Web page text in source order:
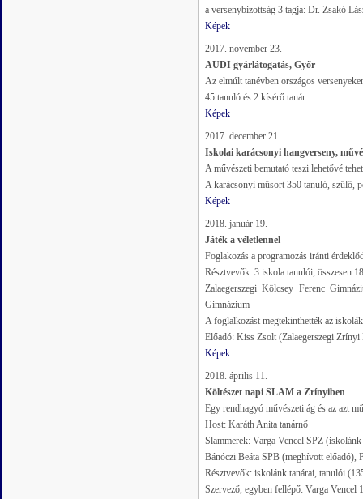
a versenybizottság 3 tagja: Dr. Zsakó
Képek
2017. november 23.
AUDI gyárlátogatás, Győr
Az elmúlt tanévben országos
45 tanuló és 2 kísérő tanár
Képek
2017. december 21.
Iskolai karácsonyi hangverseny,
A művészeti bemutató teszi lehetővé
A karácsonyi műsort 350 tanuló, szülő,
Képek
2018. január 19.
Játék a véletlennel
Foglakozás a programozás iránti
Résztvevők: 3 iskola tanulói, összesen
Zalaegerszegi Kölcsey Ferenc
Gimnázium
A foglalkozást megtekinthették az
Előadó: Kiss Zsolt (Zalaegerszegi
Képek
2018. április 11.
Költészet napi SLAM a Zrínyiben
Egy rendhagyó művészeti ág és az azt
Host: Karáth Anita tanárnő
Slammerek: Varga Vencel SPZ
Bánóczi Beáta SPB (meghívott
Résztvevők: iskolánk tanárai, tanulói
Szervező, egyben fellépő: Varga Vencel